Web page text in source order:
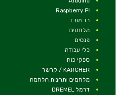
Raspberry Pi
רב מודד
מלחמים
פנסים
כלי עבודה
ספקי כוח
KARCHER / קרשר
מלחמים ותחנות הלחמה
דרמל DREMEL